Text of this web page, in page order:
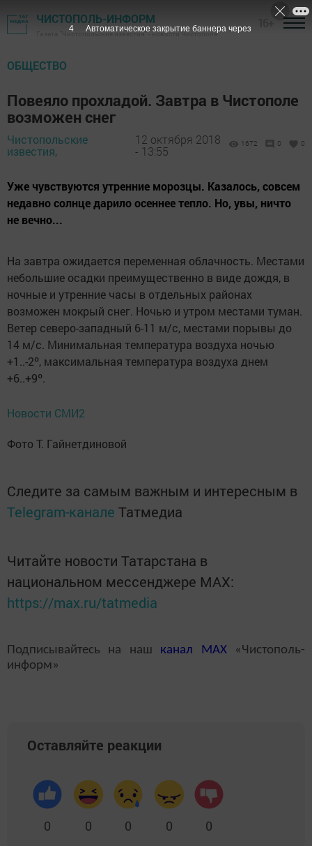
ЧИСТОПОЛЬ-ИНФОРМ
Газета "Чистопольские известия" - новости Чистополя
ОБЩЕСТВО
Повеяло прохладой. Завтра в Чистополе
возможен снег
Чистопольские
известия,
12 октября 2018
- 13:55
1672 0 0
Уже чувствуются утренние морозцы. Казалось, совсем
недавно солнце дарило осеннее тепло. Но, увы, ничто
не вечно...
На завтра ожидается переменная облачность. Местами
небольшие осадки преимущественно в виде дождя, в
ночные и утренние часы в отдельных районах
возможен мокрый снег. Ночью и утром местами туман.
Ветер северо-западный 6-11 м/с, местами порывы до
14 м/с. Минимальная температура воздуха ночью
+1..-2º, максимальная температура воздуха днем
+6..+9º.
Новости СМИ2
Фото Т. Гайнетдиновой
Следите за самым важным и интересным в
Telegram-канале Татмедиа
Читайте новости Татарстана в
национальном мессенджере MАХ:
https://max.ru/tatmedia
Подписывайтесь на наш канал MAX«Чистополь-
информ»
Оставляйте реакции
0 0 0 0 0
3 Автоматическое закрытие баннера через